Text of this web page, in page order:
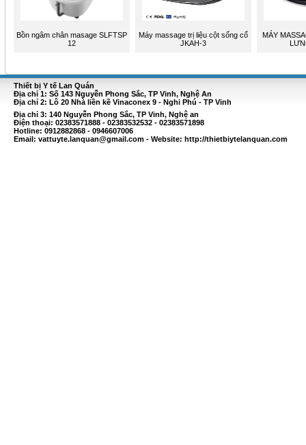
Bồn ngâm chân masage SLFTSP
12
Máy massage trị liệu cột sống cổ
JKAH-3
MÁY
Thiết bị Y tế Lan Quán
Địa chỉ 1: Số 143 Nguyễn Phong Sắc, TP Vinh, Nghệ An
Địa chỉ 2: Lô 20 Nhà liền kề Vinaconex 9 - Nghi Phú - TP Vinh
Địa chỉ 3: 140 Nguyễn Phong Sắc, TP Vinh, Nghệ an
Điện thoại: 02383571888 - 02383532532 - 02383571898
Hotline: 0912882868 - 0946607006
Email: vattuyte.lanquan@gmail.com - Website: http://thietbiytelanquan.com